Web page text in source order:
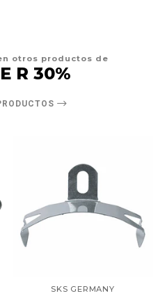
otros productos de
R 30%
SKS GERMANY